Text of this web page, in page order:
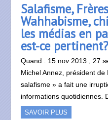
Salafisme,
Wahhabisme,
les médias en
est-ce pertinent?
Quand : 15 nov 2013 ; 27
Michel Annez, président
salafisme » a fait une
informations quotidiennes.
SAVOIR PLUS